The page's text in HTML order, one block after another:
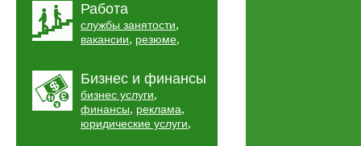
Работа
службы занятости,
вакансии, резюме,
Бизнес и финансы
бизнес услуги,
финансы, реклама,
юридические услуги,